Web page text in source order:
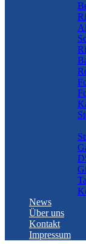
News
Über uns
Kontakt
Impressum